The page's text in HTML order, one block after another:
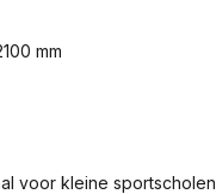
mm
voor kleine